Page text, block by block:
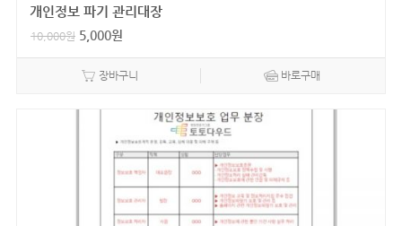
개인정보 파기 관리대장
10,000원 5,000원
장바구니 바로구매